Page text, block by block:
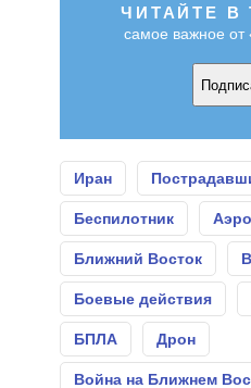
ЧИТАЙТЕ В
самое важное от
Иран
Беспилотник
Ближний Восток
Боевые действия
БПЛА Дрон
Война на Ближнем